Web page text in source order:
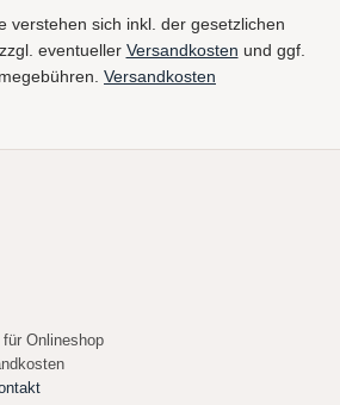
verstehen sich inkl. der gesetzlichen
eventueller Versandkosten und ggf.
Versandkosten
Onlineshop